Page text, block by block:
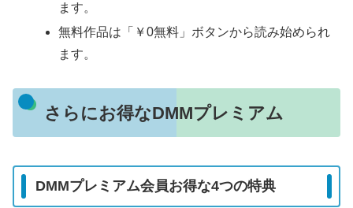
ます。
無料作品は「￥0無料」ボタンから読み始められ
ます。
さらにお得なDMMプレミアム
DMMプレミアム会員お得な4つの特典